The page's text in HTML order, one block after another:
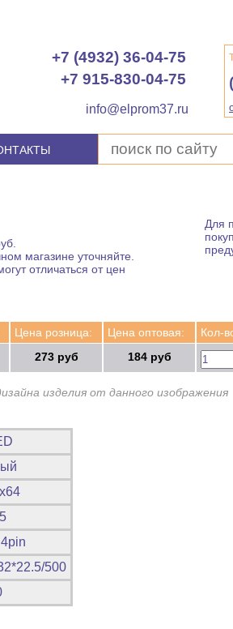
+7 (4932) 36-04-75
+7 915-830-04-75
info@elprom37.ru
магазине уточняйте.
отличаться от цен
Для
Цена розница:
273 руб
Цена оптовая:
184 руб
Кол-
изделия от данного изображения
4pin
500